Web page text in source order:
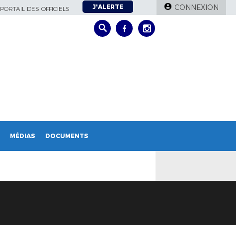
PORTAIL DES OFFICIELS J'ALERTE CONNEXION
MÉDIAS DOCUMENTS